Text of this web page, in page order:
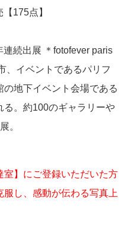
175点】
続出展 ＊fotofever paris
、イベントであるパリフ
の地下イベント会場である
る。約100のギャラリーや
。
】にご登録いただいた方
し、感動が伝わる写真上